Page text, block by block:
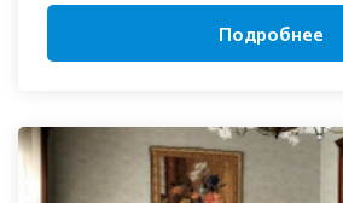
Подробнее